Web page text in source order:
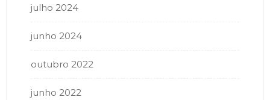
julho 2024
junho 2024
outubro 2022
junho 2022